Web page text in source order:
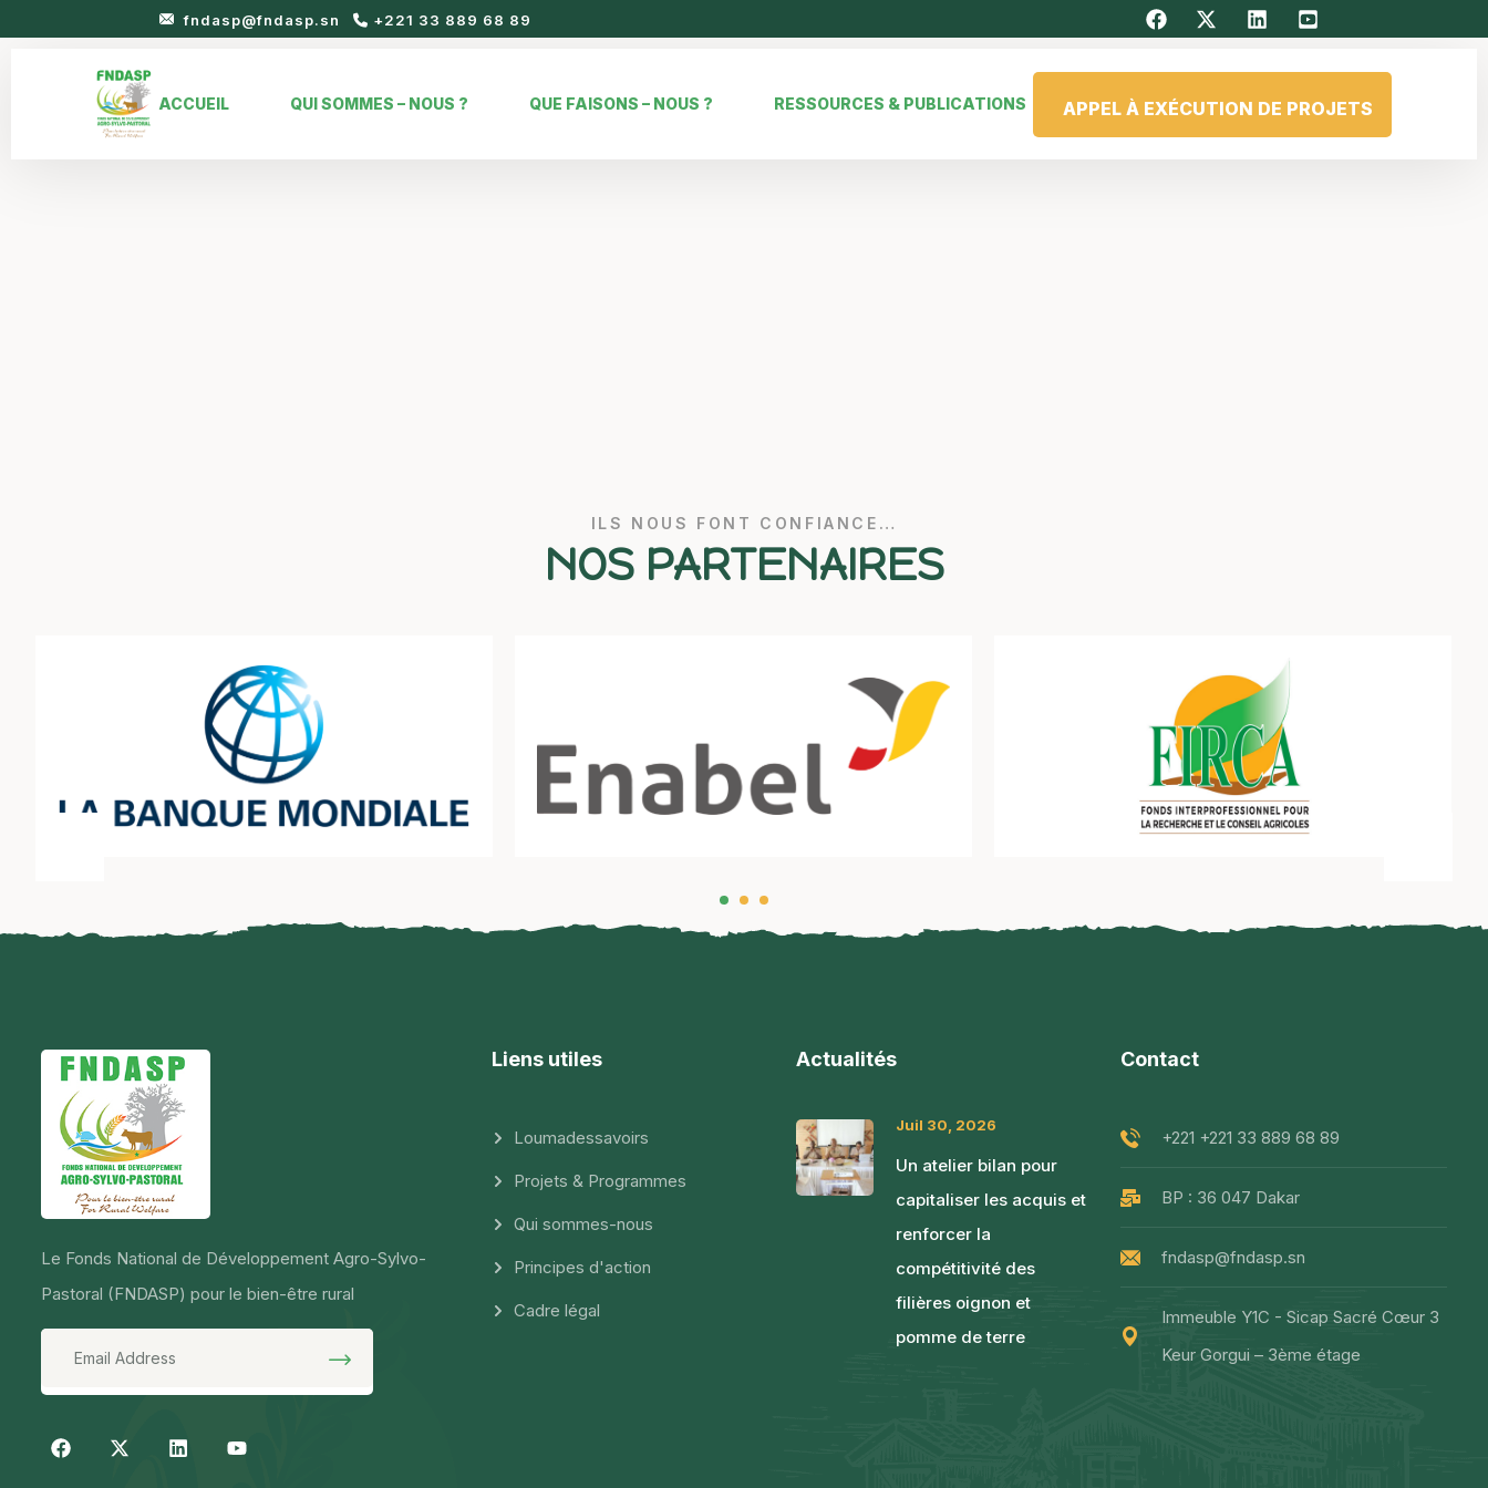
fndasp@fndasp.sn +221 33 889 68 89
ACCUEIL QUI SOMMES – NOUS ? QUE FAISONS – NOUS ? RESSOURCES & PUBLICATIONS APPEL À EXÉCUTION DE PROJETS
ILS NOUS FONT CONFIANCE…
NOS PARTENAIRES
Le Fonds National de Développement Agro-Sylvo-
Pastoral (FNDASP) pour le bien-être rural
Liens utiles
Loumadessavoirs
Projets & Programmes
Qui sommes-nous
Principes d'action
Cadre légal
Actualités
Juil 30, 2026
Un atelier bilan pour
capitaliser les acquis et
renforcer la
compétitivité des
filières oignon et
pomme de terre
Contact
+221 +221 33 889 68 89
BP : 36 047 Dakar
fndasp@fndasp.sn
Immeuble Y1C - Sicap Sacré Cœur 3
Keur Gorgui – 3ème étage